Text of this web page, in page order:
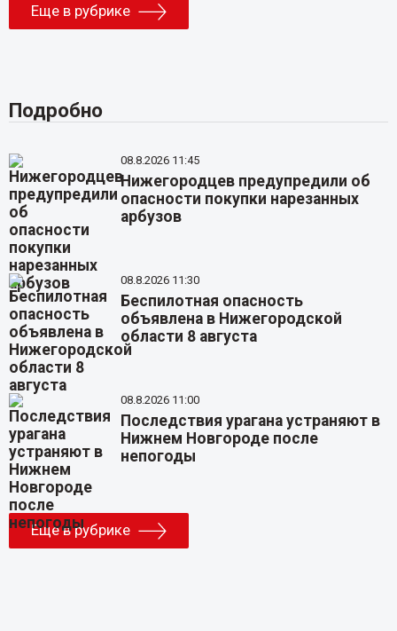
Еще в рубрике
Подробно
08.8.2026 11:45
Нижегородцев предупредили об
опасности покупки нарезанных
арбузов
08.8.2026 11:30
Беспилотная опасность
объявлена в Нижегородской
области 8 августа
08.8.2026 11:00
Последствия урагана устраняют в
Нижнем Новгороде после
непогоды
Еще в рубрике